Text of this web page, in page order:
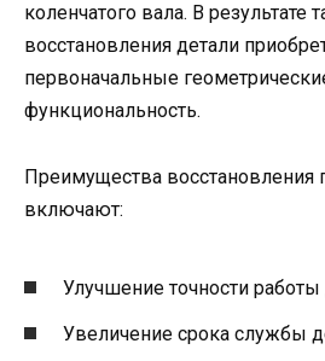
коленчатого вала. В результате
восстановления детали
первоначальные
функциональность.
Преимущества восстановления
включают:
Улучшение точности работы
Увеличение срока службы